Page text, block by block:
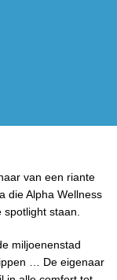
van een riante
die Alpha Wellness
staan.
miljoenenstad
… De eigenaar